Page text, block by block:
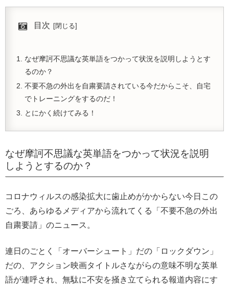
目次
なぜ摩訶不思議な英単語をつかって状況を説明しようとす
るのか？
不要不急の外出を自粛要請されている今だからこそ、自宅
でトレーニングをするのだ！
とにかく続けてみる！
なぜ摩訶不思議な英単語をつかって状況を説明
しようとするのか？
コロナウィルスの感染拡大に歯止めがかからない今日この
ごろ、あらゆるメディアから流れてくる「不要不急の外出
自粛要請」のニュース。
連日のごとく「オーバーシュート」だの「ロックダウン」
だの、アクション映画タイトルさながらの意味不明な英単
語が連呼され、無駄に不安を掻き立てられる報道内容にす